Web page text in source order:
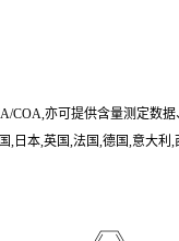
亦可提供含量测定数
本,英国,法国,德国,意大利,